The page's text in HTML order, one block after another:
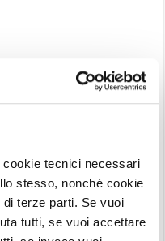
tecnici necessari
stesso, nonché cookie
terze parti. Se vuoi
tutti, se vuoi accettare
dove deve arrivare
L’attuale fase
situazione di